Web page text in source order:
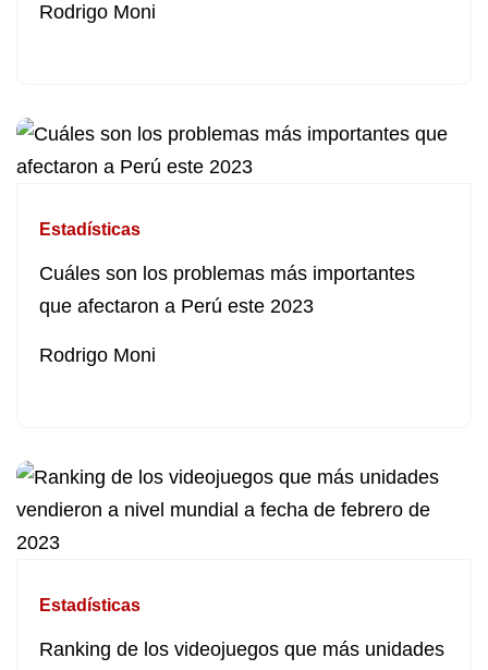
Rodrigo Moni
Estadísticas
Cuáles son los problemas más importantes
que afectaron a Perú este 2023
Rodrigo Moni
Estadísticas
Ranking de los videojuegos que más unidades